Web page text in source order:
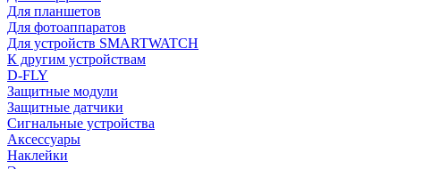
Для планшетов
Для фотоаппаратов
Для устройств SMARTWATCH
К другим устройствам
D-FLY
Защитные модули
Защитные датчики
Сигнальные устройства
Аксессуары
Наклейки